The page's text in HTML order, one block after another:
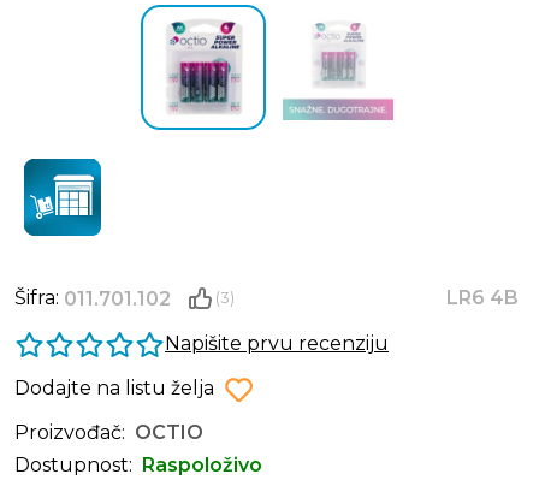
Šifra: 011.701.102 (3)
LR6 4B
Napišite prvu recenziju
Dodajte na listu želja
Proizvođač: OCTIO
Dostupnost:
Raspoloživo